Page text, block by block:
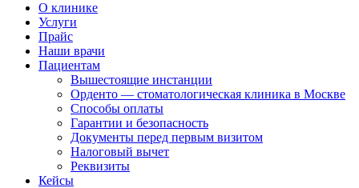
О клинике
Услуги
Прайс
Наши врачи
Пациентам
Вышестоящие инстанции
Орденто — стоматологическая клиника в Москве
Способы оплаты
Гарантии и безопасность
Документы перед первым визитом
Налоговый вычет
Реквизиты
Кейсы